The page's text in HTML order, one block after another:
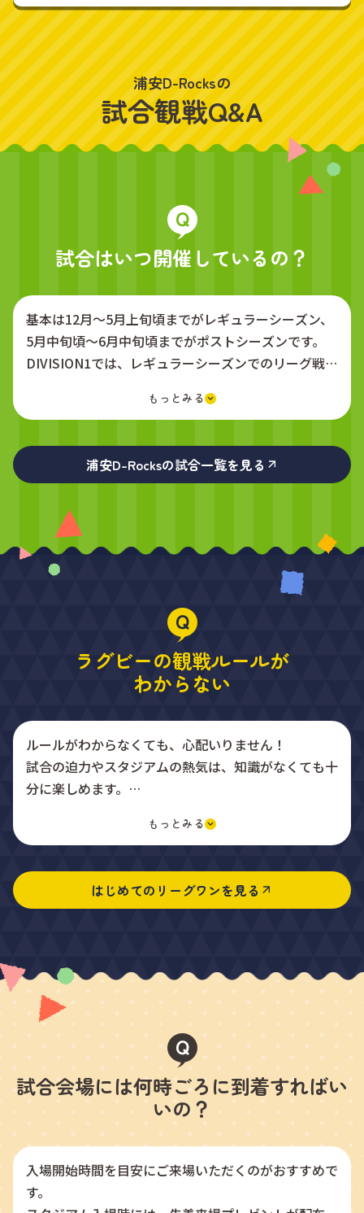
浦安D-Rocksの
試合観戦Q&A
試合はいつ開催しているの？
基本は12月〜5月上旬頃までがレギュラーシーズン、
5月中旬頃〜6月中旬頃までがポストシーズンです。
DIVISION1では、レギュラーシーズンでのリーグ戦勝
ーナメントに進出し、優勝チームが決まります。
浦安D-Rocksの試合一覧を見る
ラグビーの観戦ルールが
わからない
ルールがわからなくても、心配いりません！
試合の迫力やスタジアムの熱気は、知識がなくても十
分に楽しめます。
感を全身で体感してください。
説を表示したり、場内ラジオでプレーの解説を行って
いることもあります。
はじめてのリーグワンを見る
試合会場には何時ごろに到着すればい
いの？
入場開始時間を目安にご来場いただくのがおすすめで
す。